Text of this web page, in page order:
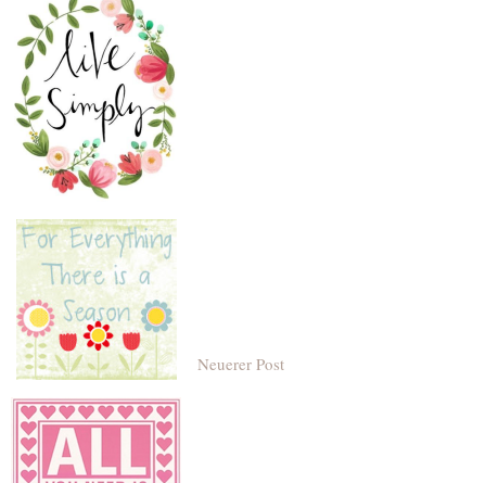
Neuerer Post